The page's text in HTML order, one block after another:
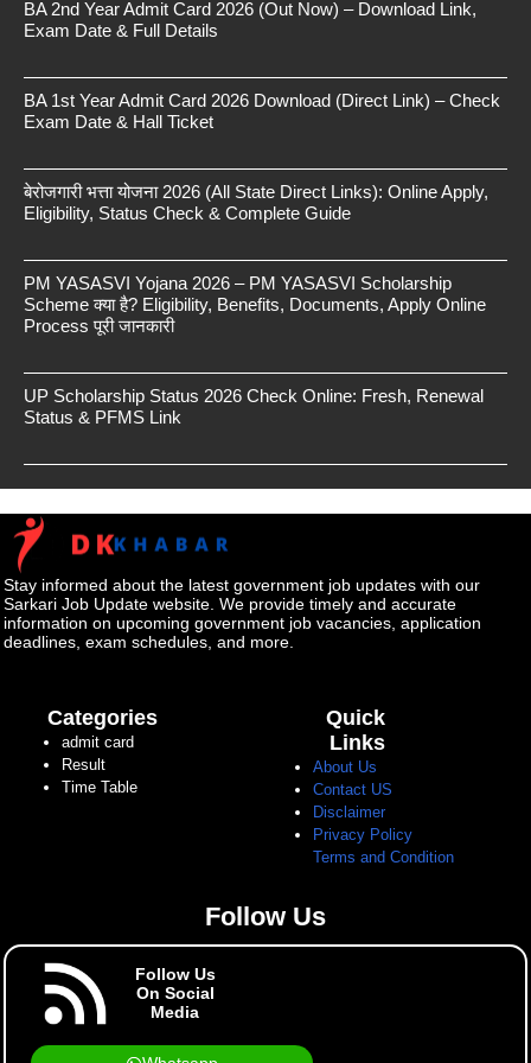
BA 2nd Year Admit Card 2026 (Out Now) – Download Link,
Exam Date & Full Details
BA 1st Year Admit Card 2026 Download (Direct Link) – Check
Exam Date & Hall Ticket
बेरोजगारी भत्ता योजना 2026 (All State Direct Links): Online Apply,
Eligibility, Status Check & Complete Guide
PM YASASVI Yojana 2026 – PM YASASVI Scholarship
Scheme क्या है? Eligibility, Benefits, Documents, Apply Online
Process पूरी जानकारी
UP Scholarship Status 2026 Check Online: Fresh, Renewal
Status & PFMS Link
Stay informed about the latest government job updates with our
Sarkari Job Update website. We provide timely and accurate
information on upcoming government job vacancies, application
deadlines, exam schedules, and more.
Categories
admit card
Result
Time Table
Quick
Links
About Us
Contact US
Disclaimer
Privacy Policy
Terms and Condition
Follow Us
Follow Us
On Social
Media